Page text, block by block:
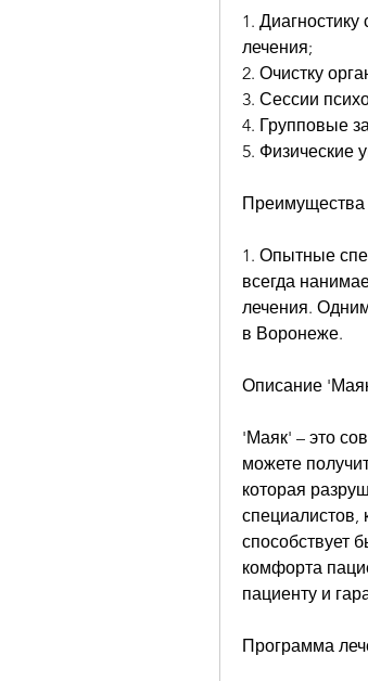
1.
лечения;
2. Очистку
3. Сессии
4. Групповые
5. Физические
1. Опытные
всегда
лечения.
в Воронеже.
Описание
'Маяк' – это
можете
которая
специалистов,
способствует
комфорта
пациенту и
Программа